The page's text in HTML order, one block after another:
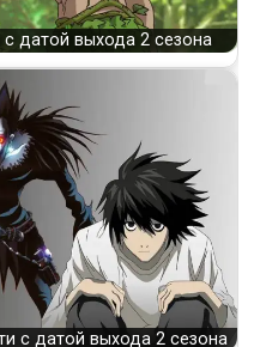
датой выхода 2 сезона
с датой выхода 2 сезона